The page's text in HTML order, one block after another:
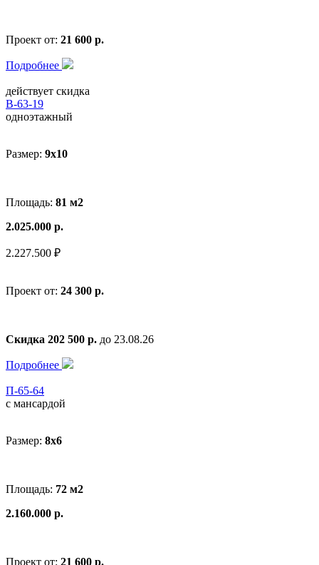
Проект от: 21 600 р.
Подробнее
действует скидка
В-63-19
одноэтажный
Размер: 9x10
Площадь: 81 м2
2.025.000 р.
2.227.500 ₽
Проект от: 24 300 р.
Скидка 202 500 р. до 23.08.26
Подробнее
П-65-64
с мансардой
Размер: 8x6
Площадь: 72 м2
2.160.000 р.
Проект от: 21 600 р.